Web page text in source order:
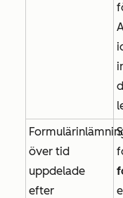
över tid
uppdelade
efter